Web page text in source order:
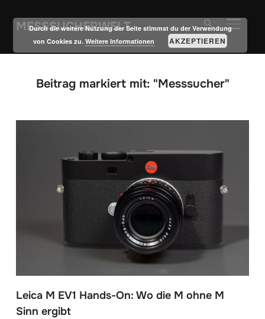
MESSSUCHERWELT
Beitrag markiert mit: "Messsucher"
Leica M EV1 Hands-On: Wo die M ohne M
Sinn ergibt
Durch die weitere Nutzung der Seite stimmst du der Verwendung
von Cookies zu.Weitere Informationen AKZEPTIEREN